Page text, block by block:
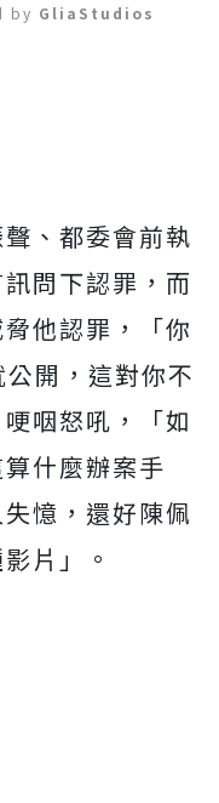
by GliaStudios
、都委會前執
問下認罪，而
他認罪，「你
開，這對你不
咽怒吼，「如
什麼辦案手
憶，還好陳佩
片」。